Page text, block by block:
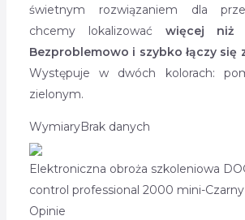
świetnym rozwiązaniem dla
chcemy lokalizować więcej niż
Bezproblemowo i szybko łączy się
Występuje w dwóch kolorach:
zielonym.
WymiaryBrak danych
Elektroniczna obroża szkoleniowa
control professional 2000 mini-Czarny
Opinie